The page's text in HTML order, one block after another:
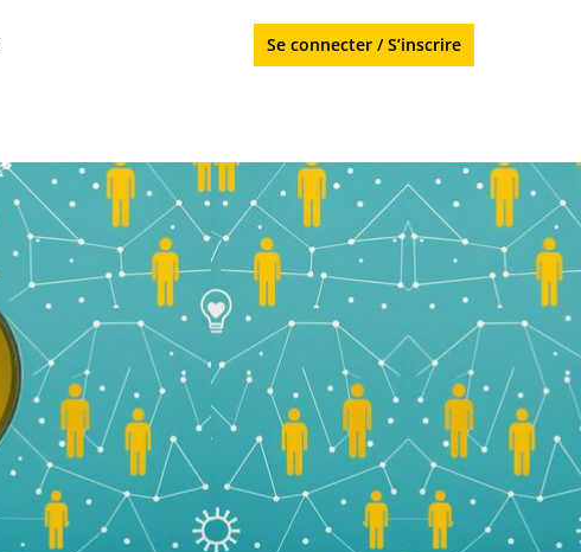
Se connecter / S’inscrire